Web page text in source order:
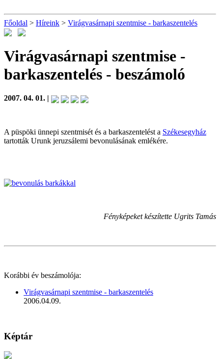
Főoldal > Híreink > Virágvasárnapi szentmise - barkaszentelés
Virágvasárnapi szentmise -
barkaszentelés - beszámoló
2007. 04. 01. |
A püspöki ünnepi szentmisét és a barkaszentelést a Székesegyház
tartották Urunk jeruzsálemi bevonulásának emlékére.
Fényképeket készítette Ugrits Tamás
Korábbi év beszámolója:
Virágvasárnapi szentmise - barkaszentelés
2006.04.09.
Képtár